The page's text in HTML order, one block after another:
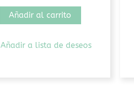
Añadir al carrito
Añadir a lista de deseos